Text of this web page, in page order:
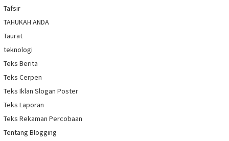
Tafsir
TAHUKAH ANDA
Taurat
teknologi
Teks Berita
Teks Cerpen
Teks Iklan Slogan Poster
Teks Laporan
Teks Rekaman Percobaan
Tentang Blogging